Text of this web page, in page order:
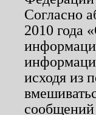
Согласно
2010 года
исходя из
сообщений